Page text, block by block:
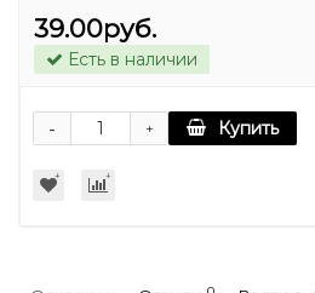
39.00руб.
Есть в наличии
+
- Купить